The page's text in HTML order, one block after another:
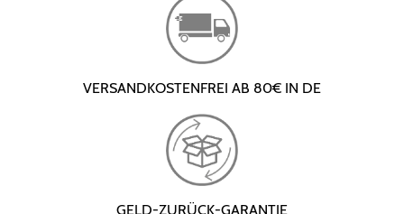
VERSANDKOSTENFREI AB 80€ IN DE
GELD-ZURÜCK-GARANTIE